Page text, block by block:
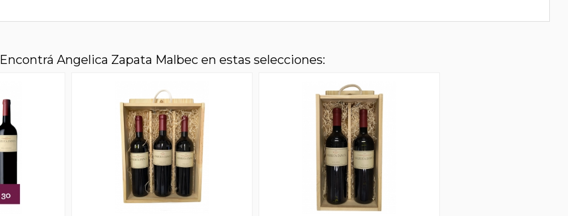
Encontrá Angelica Zapata Malbec en estas selecciones: